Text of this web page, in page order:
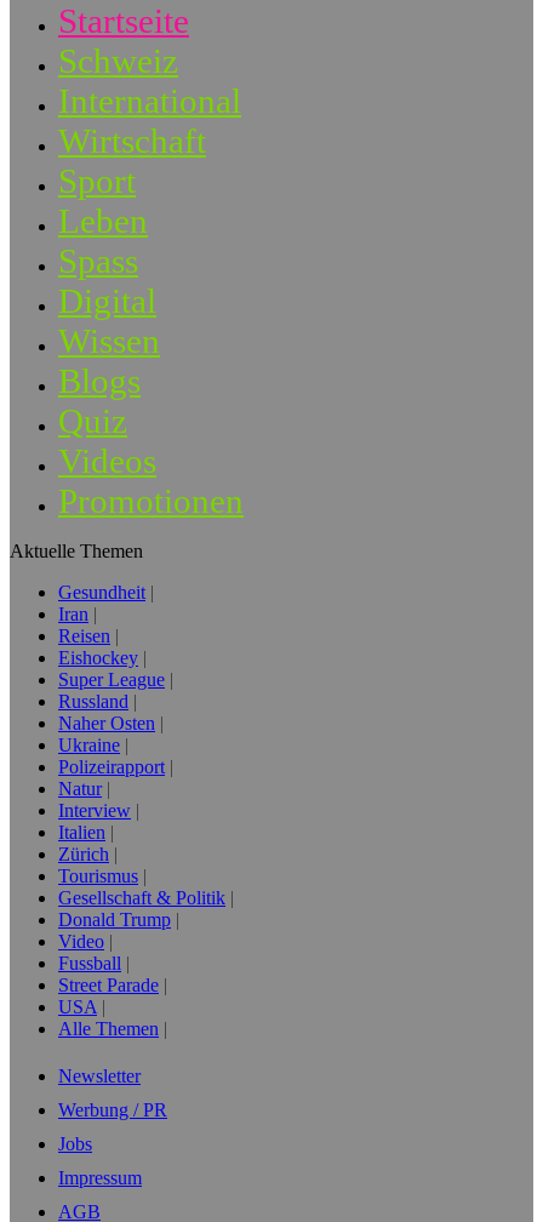
Startseite
Schweiz
International
Wirtschaft
Sport
Leben
Spass
Digital
Wissen
Blogs
Quiz
Videos
Promotionen
Aktuelle Themen
Gesundheit
Iran
Reisen
Eishockey
Super League
Russland
Naher Osten
Ukraine
Polizeirapport
Natur
Interview
Italien
Zürich
Tourismus
Gesellschaft & Politik
Donald Trump
Video
Fussball
Street Parade
USA
Alle Themen
Newsletter
Werbung / PR
Jobs
Impressum
AGB